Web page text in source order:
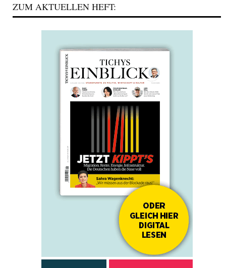
ZUM AKTUELLEN HEFT: